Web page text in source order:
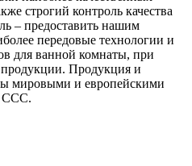
строгий контроль качества
– предоставить нашим
передовые технологии и
для ванной комнаты, при
Продукция и
мировыми и европейскими